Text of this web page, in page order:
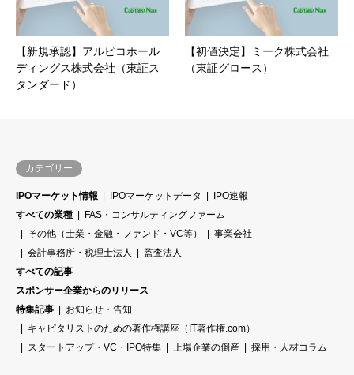
【新規承認】アルピコホール
ディングス株式会社（東証ス
タンダード）
【初値決定】ミーク株式会社
（東証グロース）
カテゴリー
IPOマーケット情報 IPOマーケットデータ
IPO速報
すべての業種
FAS・コンサルティングファーム
その他（士業・金融・ファンド・VC等）
事業会社
会計事務所・税理士法人
監査法人
すべての記事
スポンサー企業からのリリース
特集記事
お知らせ・告知
キャピタリストのための著作権講座（IT著作権.com）
スタートアップ・VC・IPO特集
上場企業の倒産 採用・人材コラム